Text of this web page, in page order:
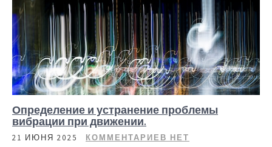
Определение и устранение проблемы
вибрации при движении.
21 ИЮНЯ 2025 КОММЕНТАРИЕВ НЕТ